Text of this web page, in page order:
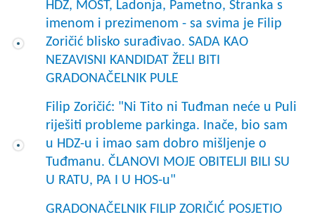
HDZ, MOST, Ladonja, Pametno, Stranka s
imenom i prezimenom - sa svima je Filip
Zoričić blisko surađivao. SADA KAO
NEZAVISNI KANDIDAT ŽELI BITI
GRADONAČELNIK PULE
Filip Zoričić: "Ni Tito ni Tuđman neće u Puli
riješiti probleme parkinga. Inače, bio sam
u HDZ-u i imao sam dobro mišljenje o
Tuđmanu. ČLANOVI MOJE OBITELJI BILI SU
U RATU, PA I U HOS-u"
GRADONAČELNIK FILIP ZORIČIĆ POSJETIO